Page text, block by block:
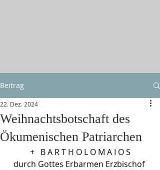
Beitrag
Weihnachtsbotschaft des
Ökumenischen Patriarchen
22. Dez. 2024
+   B A R T H O L O M A I O S
durch Gottes Erbarmen Erzbischof